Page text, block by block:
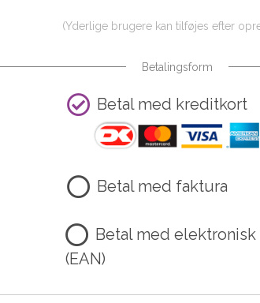
(Yderlige brugere kan tilføjes efter
Betalingsform
Betal med kreditkort
Betal med faktura
Betal med elektronisk
(EAN)